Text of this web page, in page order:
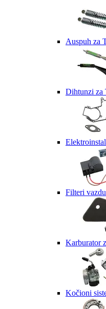
Auspuh za
Dihtunzi za
Filteri
Karburator
Kočioni